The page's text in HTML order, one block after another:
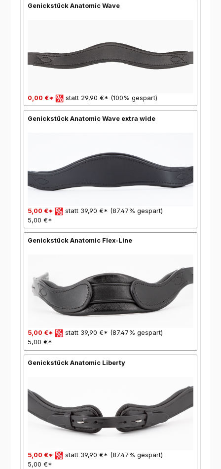
Genickstück Anatomic Wave
0,00 €* statt 29,90 €* (100% gespart)
Genickstück Anatomic Wave extra wide
5,00 €*
statt 39,90 €* (87.47% gespart)
5,00 €*
Genickstück Anatomic Flex-Line
5,00 €*
statt 39,90 €* (87.47% gespart)
5,00 €*
Genickstück Anatomic Liberty
5,00 €*
statt 39,90 €* (87.47% gespart)
5,00 €*